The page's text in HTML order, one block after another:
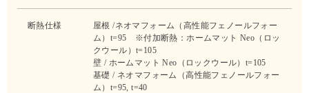
断熱仕様
屋根 /ネオマフォーム（高性能フェノールフォー
ム）t=95 ※付加断熱：ホームマット Neo（ロッ
クウール）t=105
壁 / ホームマット Neo（ロックウール）t=105
基礎 / ネオマフォーム（高性能フェノールフォー
ム）t=95, t=40